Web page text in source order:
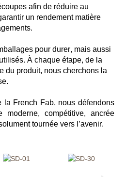
afin de réduire au
un rendement matière
pour durer, mais aussi
À chaque étape, de la
du produit, nous cherchons la
la French Fab, nous défendons
moderne, compétitive, ancrée
tournée vers l’avenir.